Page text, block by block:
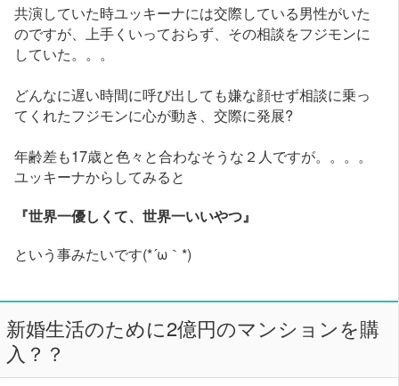
共演していた時ユッキーナには交際している男性がいた
のですが、上手くいっておらず、その相談をフジモンに
していた。。。
どんなに遅い時間に呼び出しても嫌な顔せず相談に乗っ
てくれたフジモンに心が動き、交際に発展?
年齢差も17歳と色々と合わなそうな２人ですが。。。。
ユッキーナからしてみると
『世界一優しくて、世界一いいやつ』
という事みたいです(*´ω｀*)
新婚生活のために2億円のマンションを購
入？？